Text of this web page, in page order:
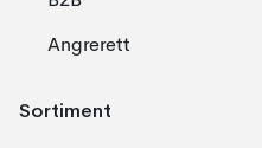
Angrerett
Sortiment